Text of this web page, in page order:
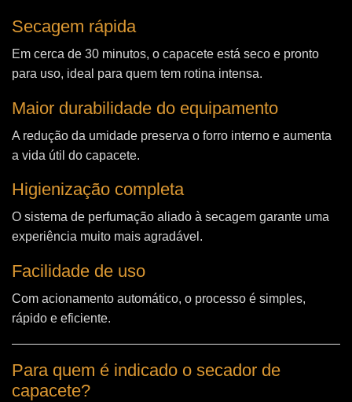
Secagem rápida
Em cerca de 30 minutos, o capacete está seco e pronto
para uso, ideal para quem tem rotina intensa.
Maior durabilidade do equipamento
A redução da umidade preserva o forro interno e aumenta
a vida útil do capacete.
Higienização completa
O sistema de perfumação aliado à secagem garante uma
experiência muito mais agradável.
Facilidade de uso
Com acionamento automático, o processo é simples,
rápido e eficiente.
Para quem é indicado o secador de
capacete?